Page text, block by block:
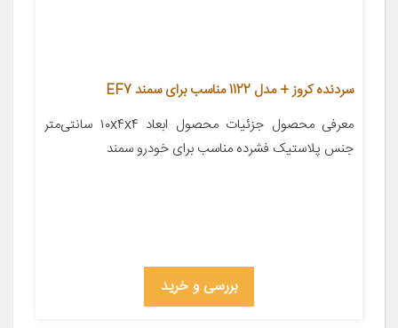
سردنده کروز + مدل 1122 مناسب برای سمند EF7
معرفی محصول جزئیات محصول ابعاد ۱۰x۴x۴ سانتی‌متر
جنس پلاستیک فشرده مناسب برای خودرو سمند
بررسی و خرید